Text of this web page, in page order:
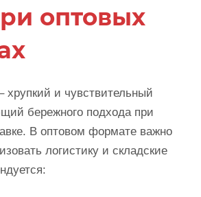
оптовых
хрупкий и чувствительный
бережного подхода при
В оптовом формате важно
логистику и складские